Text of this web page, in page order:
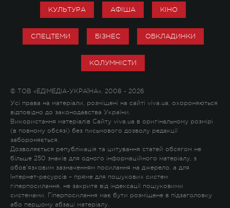
КУЛЬТУРА АФІША КІНО
СПЕЦТЕМИ БІЗНЕС ОБКЛАДИНКИ
КОЛУМНІСТИ
© ТОВ «ЕДІМЕДІА-УКРАЇНА», 2008 - 2026
Усі права на матеріали, розміщені на сайті viva.ua, охороняються
відповідно до законодавства України.
Використання матеріалів Сайту viva.ua в оригінальному розмірі
(в повному обсязі) без письмового дозволу редакції
забороняється.
Дозволяється републікація та цитування статей обсягом не
більше 250 знаків для одного інформаційного матеріалу, з
обов'язковим зазначенням посилання на джерело, а для
Інтернет-ресурсів – пряме для пошукових систем
гіперпосилання, не закрите від індексації пошуковими
системами. Гіперпосилання має бути розміщене в підзаголовку
або першому абзаці матеріалу.